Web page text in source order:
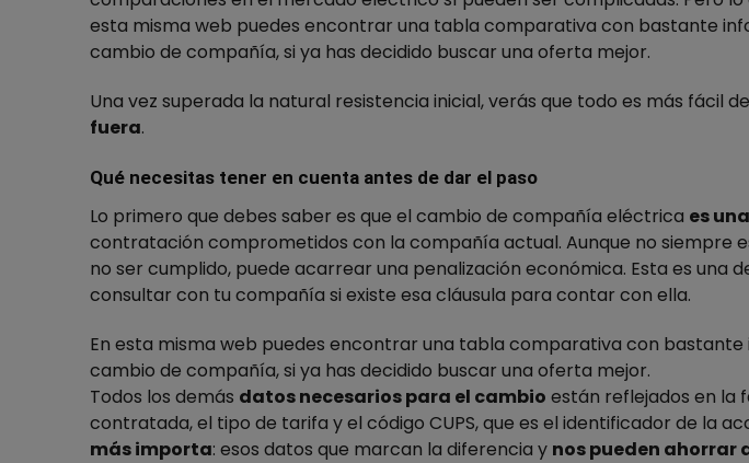
esta misma web puedes encontrar una tabla comparativa con bastante
cambio de compañía, si ya has decidido buscar una oferta mejor.
Una vez superada la natural resistencia inicial, verás que todo es más fácil
fuera.
Qué necesitas tener en cuenta antes de dar el paso
Lo primero que debes saber es que el cambio de compañía eléctrica es
contratación comprometidos con la compañía actual. Aunque no siempre
no ser cumplido, puede acarrear una penalización económica. Esta es una
consultar con tu compañía si existe esa cláusula para contar con ella.
En esta misma web puedes encontrar una tabla comparativa con
cambio de compañía, si ya has decidido buscar una oferta mejor.
Todos los demás datos necesarios para el cambio están reflejados en la
contratada, el tipo de tarifa y el código CUPS, que es el identificador de la
másimporta:esosdatosque marcan la diferencia y nos pueden ahorrar